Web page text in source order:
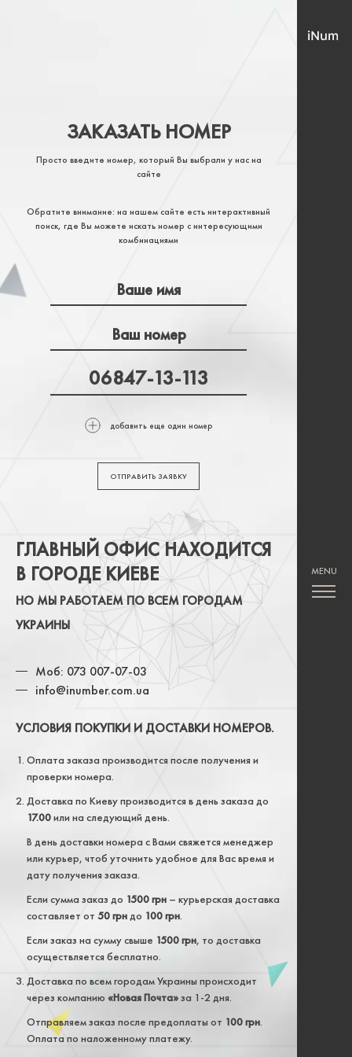
ЗАКАЗАТЬ НОМЕР
Просто введите номер, который Вы выбрали у нас на
сайте
Обратите внимание: на нашем сайте есть интерактивный
поиск, где Вы можете искать номер с интересующими
комбинациями
добавить еще один номер
ОТПРАВИТЬ ЗАЯВКУ
ГЛАВНЫЙ ОФИС НАХОДИТСЯ
В ГОРОДЕ КИЕВЕ
НО МЫ РАБОТАЕМ ПО ВСЕМ ГОРОДАМ
УКРАИНЫ
Моб: 073 007-07-03
info@inumber.com.ua
УСЛОВИЯ ПОКУПКИ И ДОСТАВКИ НОМЕРОВ.
Оплата заказа производится после получения и
проверки номера.
Доставка по Киеву производится в день заказа до
17.00или на следующий день.
В день доставки номера с Вами свяжется менеджер
или курьер, чтоб уточнить удобное для Вас время и
дату получения заказа.
Если сумма заказ до 1500 грн – курьерская доставка
составляет от 50 грндо 100 грн.
Если заказ на сумму свыше 1500 грн, то доставка
осуществляется бесплатно.
Доставка по всем городам Украины происходит
через компанию «Новая Почта»за 1-2 дня.
Отправляем заказ после предоплаты от 100 грн.
Оплата по наложенному платежу.